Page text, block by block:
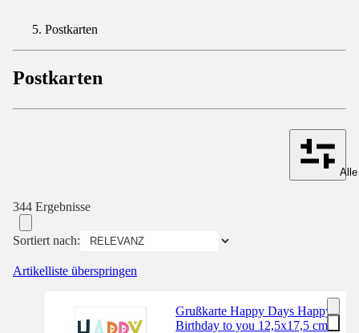
Postkarten
Postkarten
344 Ergebnisse
Sortiert nach:
Artikelliste überspringen
Grußkarte Happy Days Happy
Birthday to you 12,5x17,5 cm